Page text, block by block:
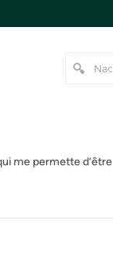
Sternen
me permette d’être